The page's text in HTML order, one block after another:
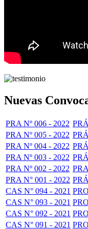
Nuevas
PRA Nº 006 - 2022
PRA Nº 005 - 2022
PRA Nº 004 - 2022
PRA Nº 003 - 2022
PRA Nº 002 - 2022
PRA N° 001 - 2022
CAS N° 094 - 2021
CAS N° 093 - 2021
CAS N° 092 - 2021
CAS N° 091 - 2021